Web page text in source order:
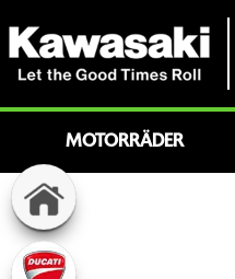
MOTORRÄDER